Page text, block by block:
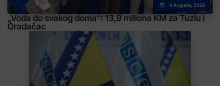
6 Augusta, 2026
„Voda do svakog doma“: 13,9 miliona KM za Tuzlu i
Gradačac